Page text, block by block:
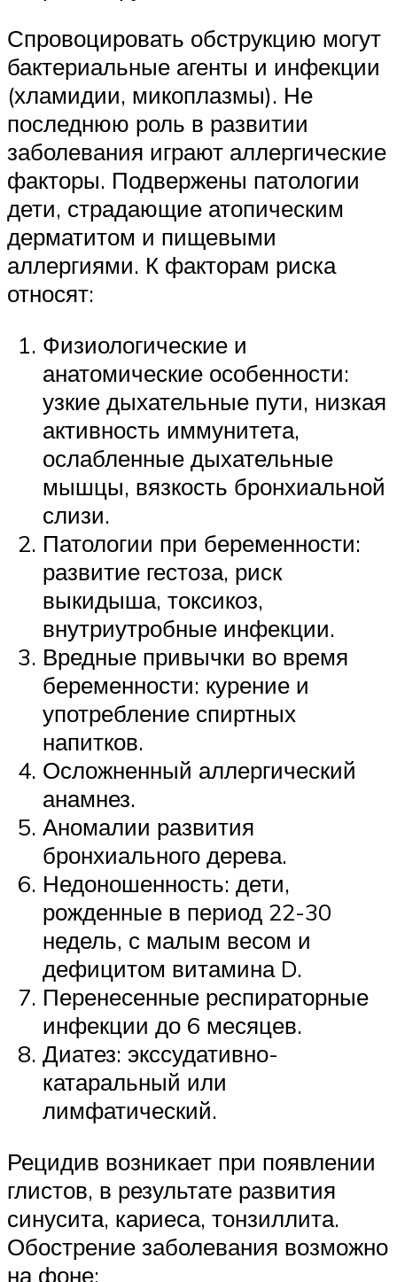
Спровоцировать обструкцию могут
бактериальные агенты и инфекции
(хламидии, микоплазмы). Не
последнюю роль в развитии
заболевания играют аллергические
факторы. Подвержены патологии
дети, страдающие атопическим
дерматитом и пищевыми
аллергиями. К факторам риска
относят:
Физиологические и
анатомические особенности:
узкие дыхательные пути, низкая
активность иммунитета,
ослабленные дыхательные
мышцы, вязкость бронхиальной
слизи.
Патологии при беременности:
развитие гестоза, риск
выкидыша, токсикоз,
внутриутробные инфекции.
Вредные привычки во время
беременности: курение и
употребление спиртных
напитков.
Осложненный аллергический
анамнез.
Аномалии развития
бронхиального дерева.
Недоношенность: дети,
рожденные в период 22-30
недель, с малым весом и
дефицитом витамина D.
Перенесенные респираторные
инфекции до 6 месяцев.
Диатез: экссудативно-
катаральный или
лимфатический.
Рецидив возникает при появлении
глистов, в результате развития
синусита, кариеса, тонзиллита.
Обострение заболевания возможно
на фоне: